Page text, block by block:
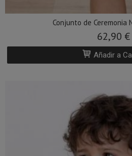
Conjunto de Ceremonia
62,90 €
Añadir a